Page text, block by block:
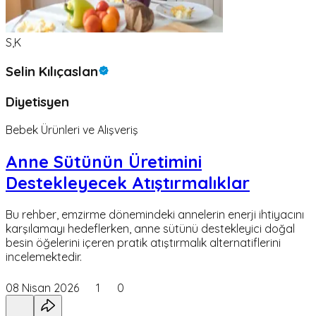
S,K
Selin Kılıçaslan
Diyetisyen
Bebek Ürünleri ve Alışveriş
Anne Sütünün Üretimini
Destekleyecek Atıştırmalıklar
Bu rehber, emzirme dönemindeki annelerin enerji ihtiyacını
karşılamayı hedeflerken, anne sütünü destekleyici doğal
besin öğelerini içeren pratik atıştırmalık alternatiflerini
incelemektedir.
08 Nisan 2026 1 0